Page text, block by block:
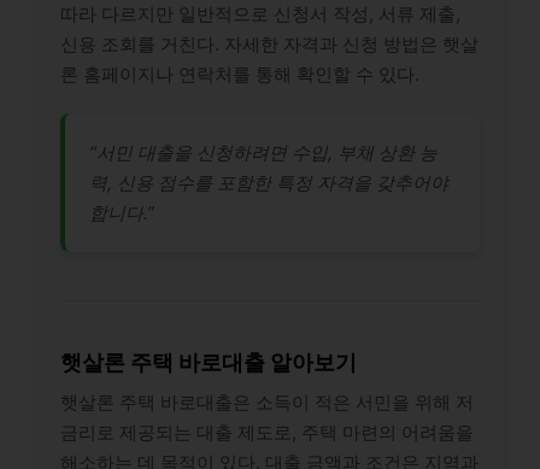
따라 다르지만 일반적으로 신청서 작성, 서류 제출,
신용 조회를 거친다. 자세한 자격과 신청 방법은 햇살
론 홈페이지나 연락처를 통해 확인할 수 있다.
“서민 대출을 신청하려면 수입, 부채 상환 능
력, 신용 점수를 포함한 특정 자격을 갖추어야
합니다.”
햇살론 주택 바로대출 알아보기
햇살론 주택 바로대출은 소득이 적은 서민을 위해 저
금리로 제공되는 대출 제도로, 주택 마련의 어려움을
해소하는 데 목적이 있다. 대출 금액과 조건은 지역과